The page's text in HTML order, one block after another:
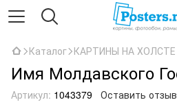
Каталог КАРТИНЫ НА ХОЛСТЕ
Имя Молдавского
Артикул: 1043379 Оставить отзыв